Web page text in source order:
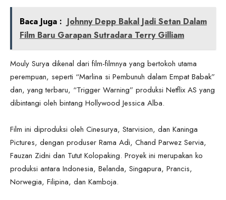
Baca Juga : Johnny Depp Bakal Jadi Setan Dalam
Film Baru Garapan Sutradara Terry Gilliam
Mouly Surya dikenal dari film-filmnya yang bertokoh utama
perempuan, seperti “Marlina si Pembunuh dalam Empat Babak”
dan, yang terbaru, “Trigger Warning” produksi Netflix AS yang
dibintangi oleh bintang Hollywood Jessica Alba.
Film ini diproduksi oleh Cinesurya, Starvision, dan Kaninga
Pictures, dengan produser Rama Adi, Chand Parwez Servia,
Fauzan Zidni dan Tutut Kolopaking. Proyek ini merupakan ko
produksi antara Indonesia, Belanda, Singapura, Prancis,
Norwegia, Filipina, dan Kamboja.